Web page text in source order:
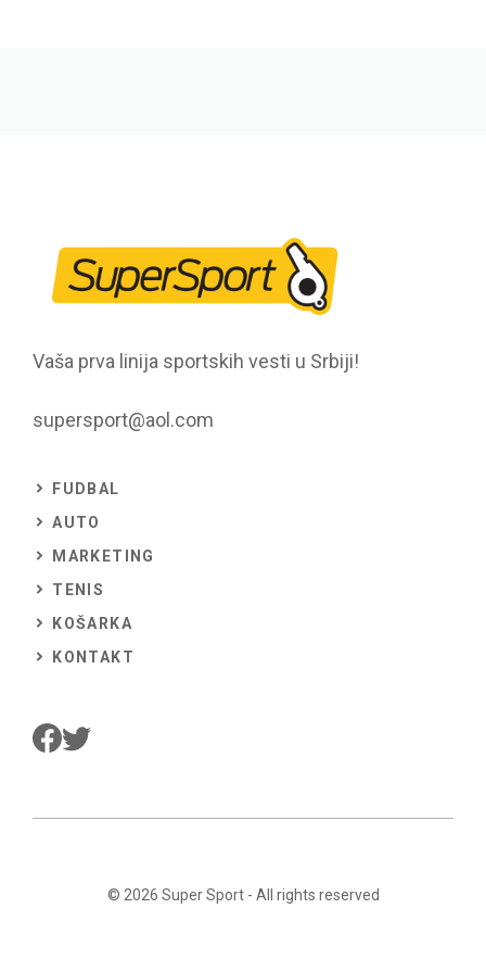
Vaša prva linija sportskih vesti u Srbiji!
supersport@aol.com
FUDBAL
AUTO
MARKETING
TENIS
KOŠARKA
KONTAKT
© 2026 Super Sport- All rights reserved